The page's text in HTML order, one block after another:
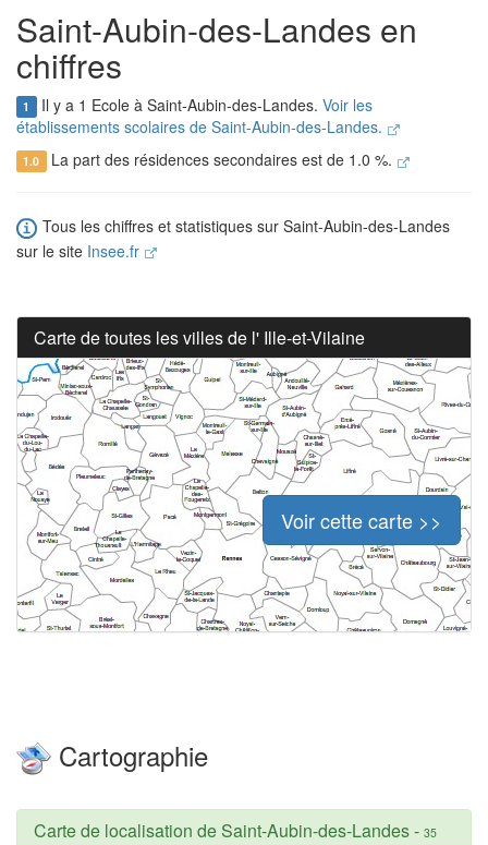
Saint-Aubin-des-Landes en
chiffres
1 Il y a 1 Ecole à Saint-Aubin-des-Landes. Voir les
établissements scolaires de Saint-Aubin-des-Landes.
1.0 La part des résidences secondaires est de 1.0 %.
Tous les chiffres et statistiques sur Saint-Aubin-des-Landes
sur le site Insee.fr
Carte de toutes les villes de l' Ille-et-Vilaine
Voir cette carte >>
Cartographie
Carte de localisation de Saint-Aubin-des-Landes- 35